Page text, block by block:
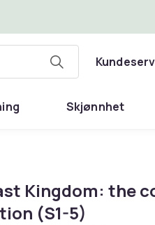
Skjønnhet
Kingdom: the
(S1-5)